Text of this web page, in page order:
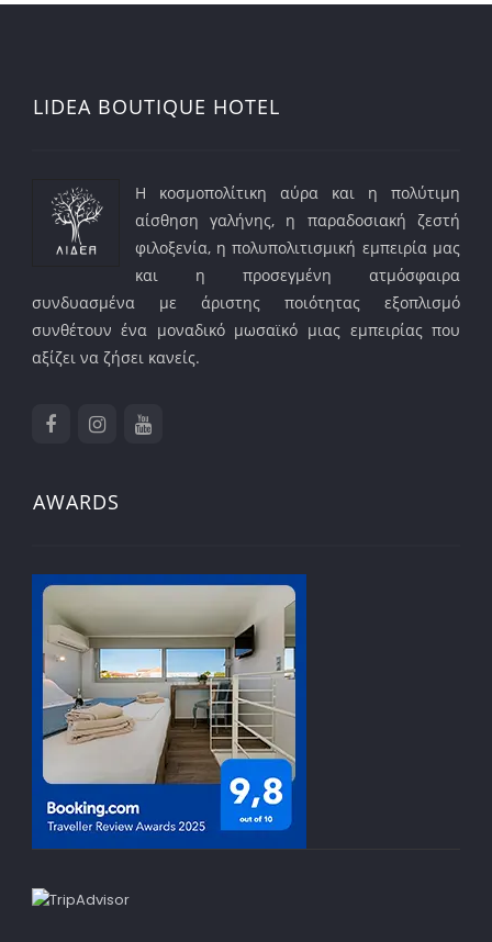
LIDEA BOUTIQUE HOTEL
Η κοσμοπολίτικη αύρα και η πολύτιμη
αίσθηση γαλήνης, η παραδοσιακή ζεστή
φιλοξενία, η πολυπολιτισμική εμπειρία μας
και η προσεγμένη ατμόσφαιρα
συνδυασμένα με άριστης ποιότητας εξοπλισμό
συνθέτουν ένα μοναδικό μωσαϊκό μιας εμπειρίας που
αξίζει να ζήσει κανείς.
AWARDS